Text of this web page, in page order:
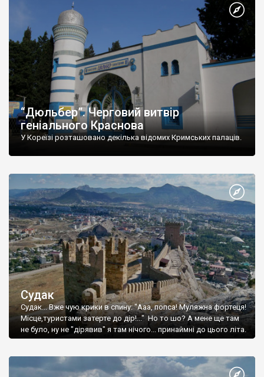
“Дюльбер”. Черговий витвір
геніального Краснова
У Кореїзі розташовано декілька відомих Кримських палаців.
Судак
Судак... Вже чую крики в спину: "Ааа, попса! Муляжна фортеця!
Місце,туристами затерте до дір!..." Но то шо? А мене ще там
не було, ну не "дірявив" я там нічого... принаймні до цього літа.